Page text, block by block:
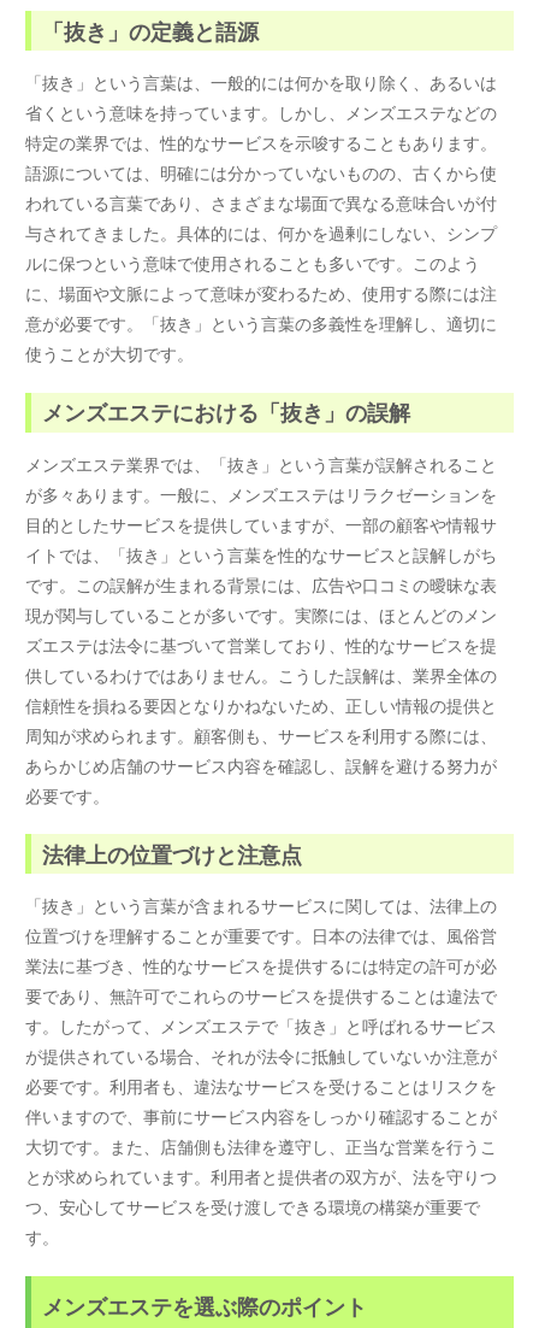
「抜き」の定義と語源
「抜き」という言葉は、一般的には何かを取り除く、あるいは
省くという意味を持っています。しかし、メンズエステなどの
特定の業界では、性的なサービスを示唆することもあります。
語源については、明確には分かっていないものの、古くから使
われている言葉であり、さまざまな場面で異なる意味合いが付
与されてきました。具体的には、何かを過剰にしない、シンプ
ルに保つという意味で使用されることも多いです。このよう
に、場面や文脈によって意味が変わるため、使用する際には注
意が必要です。「抜き」という言葉の多義性を理解し、適切に
使うことが大切です。
メンズエステにおける「抜き」の誤解
メンズエステ業界では、「抜き」という言葉が誤解されること
が多々あります。一般に、メンズエステはリラクゼーションを
目的としたサービスを提供していますが、一部の顧客や情報サ
イトでは、「抜き」という言葉を性的なサービスと誤解しがち
です。この誤解が生まれる背景には、広告や口コミの曖昧な表
現が関与していることが多いです。実際には、ほとんどのメン
ズエステは法令に基づいて営業しており、性的なサービスを提
供しているわけではありません。こうした誤解は、業界全体の
信頼性を損ねる要因となりかねないため、正しい情報の提供と
周知が求められます。顧客側も、サービスを利用する際には、
あらかじめ店舗のサービス内容を確認し、誤解を避ける努力が
必要です。
法律上の位置づけと注意点
「抜き」という言葉が含まれるサービスに関しては、法律上の
位置づけを理解することが重要です。日本の法律では、風俗営
業法に基づき、性的なサービスを提供するには特定の許可が必
要であり、無許可でこれらのサービスを提供することは違法で
す。したがって、メンズエステで「抜き」と呼ばれるサービス
が提供されている場合、それが法令に抵触していないか注意が
必要です。利用者も、違法なサービスを受けることはリスクを
伴いますので、事前にサービス内容をしっかり確認することが
大切です。また、店舗側も法律を遵守し、正当な営業を行うこ
とが求められています。利用者と提供者の双方が、法を守りつ
つ、安心してサービスを受け渡しできる環境の構築が重要で
す。
メンズエステを選ぶ際のポイント